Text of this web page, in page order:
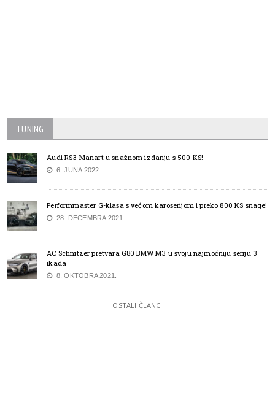
TUNING
Audi RS3 Manart u snažnom izdanju s 500 KS!
6. JUNA 2022.
Performmaster G-klasa s većom karoserijom i preko 800 KS snage!
28. DECEMBRA 2021.
AC Schnitzer pretvara G80 BMW M3 u svoju najmoćniju seriju 3
ikada
8. OKTOBRA 2021.
OSTALI ČLANCI